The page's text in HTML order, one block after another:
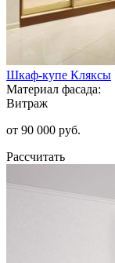
Шкаф-купе Кляксы
Материал фасада:
Витраж
от 90 000 руб.
Рассчитать